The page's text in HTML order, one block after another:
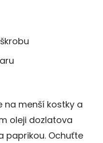
na menší kostky a
oleji dozlatova
paprikou. Ochuťte